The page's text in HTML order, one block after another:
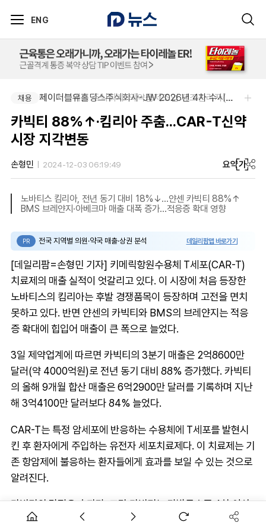
ENG
채용 제이더블유홀딩스주식회사-JW 2026년 4차 수시채용
채용 에이치디엑스 주식회사-의약품제조업 제조관리자(약사) 채용
카빅티 88%↑·킴리아 주춤...CAR-T신약
시장 지각변동
손형민 2024-12-03 06:19:49 요약가
노바티스 킴리아, 전년 동기 대비 18%↓…얀센 카빅티 88%↑
BMS 브레얀지·아베크마 매출 대폭 증가…적응증 확대 영향
PR 전국 지역별 의원·약국 매출·상권 분석 데일리팜맵 바로가기
[데일리팜=손형민 기자] 키메릭항원수용체 T세포(CAR-T)
치료제의 매출 실적이 엇갈리고 있다. 이 시장에 처음 등장한
노바티스의 킴리아는 후발 경쟁품목이 등장하며 고전을 면치
못하고 있다. 반면 얀센의 카빅티와 BMS의 브레얀지는 적응
증 확대에 힙입어 매출이 큰 폭으로 늘었다.
3일 제약업계에 따르면 카빅티의 3분기 매출은 2억8600만
달러(약 4000억원)로 전년 동기 대비 88% 증가했다. 카빅티
의 올해 9개월 합산 매출은 6억2900만 달러를 기록하며 지난
해 3억4100만 달러보다 84% 늘었다.
CAR-T는 특정 암세포에 반응하는 수용체에 T세포를 발현시
킨 후 환자에게 주입하는 유전자 세포치료제다. 이 치료제는 기
존 항암제에 불응하는 환자들에게 효과를 보일 수 있는 것으로
알려진다.
카빅티의 강점은 효과다. 그간 카빅티는 다발골수종 4차 이상
치료제로 활용됐지만, 추가 임상을 통해 2차 치료제로 미국과